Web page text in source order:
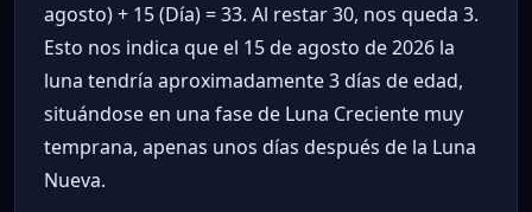
agosto) + 15 (Día) = 33. Al restar 30, nos queda 3.
Esto nos indica que el 15 de agosto de 2026 la
luna tendría aproximadamente 3 días de edad,
situándose en una fase de Luna Creciente muy
temprana, apenas unos días después de la Luna
Nueva.